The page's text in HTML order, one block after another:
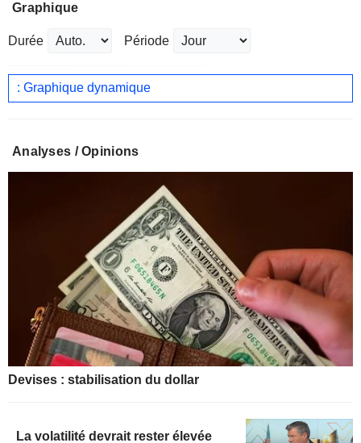
Graphique
Durée Période
: Graphique dynamique
Analyses / Opinions
Devises : stabilisation du dollar
La volatilité devrait rester élevée